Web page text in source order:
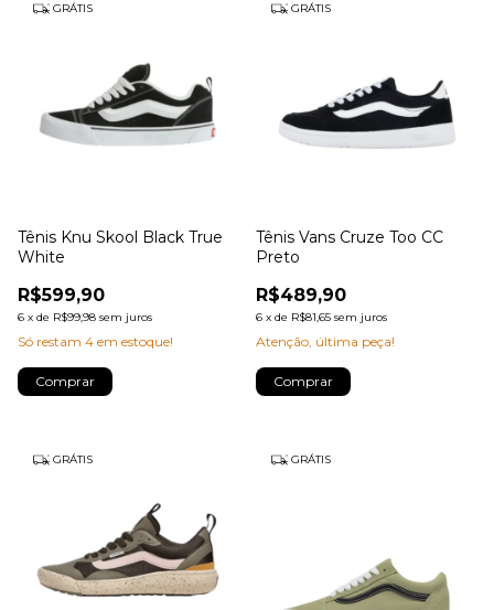
GRÁTIS
Tênis Knu Skool Black True
White
R$599,90
6 x de R$99,98 sem juros
Só restam 4 em estoque!
Comprar
GRÁTIS
Tênis Vans Cruze Too CC
Preto
R$489,90
6 x de R$81,65 sem juros
Atenção, última peça!
Comprar
GRÁTIS GRÁTIS